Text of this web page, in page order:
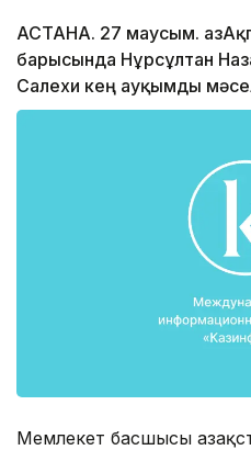
АСТАНА. 27 маусым.
барысында Нұрсұлтан
Салехи кең ауқымды
Мемлекет басшысы